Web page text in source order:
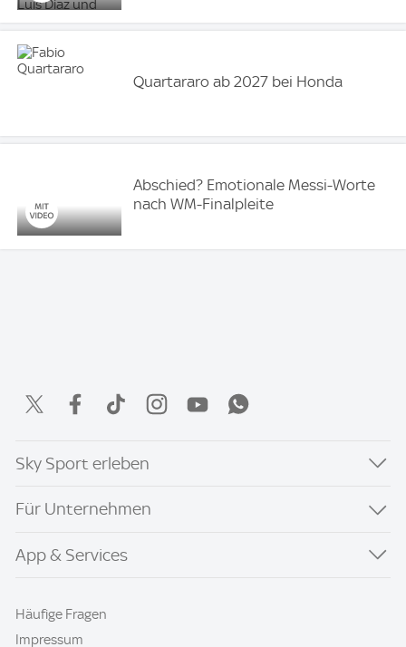
Quartararo ab 2027 bei Honda
Abschied? Emotionale Messi-Worte
nach WM-Finalpleite
Sky Sport erleben
Für Unternehmen
App & Services
Häufige Fragen
Impressum